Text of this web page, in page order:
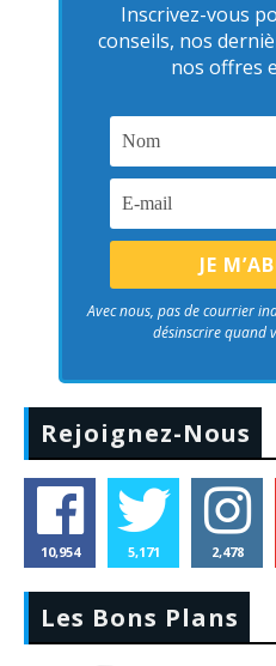
Inscrivez-vous
conseils, nos
nos offres
Avec nous, pas de courrier
désinscrire quand
Rejoignez-Nous
10,954 5,171 2,478
Les Bons Plans